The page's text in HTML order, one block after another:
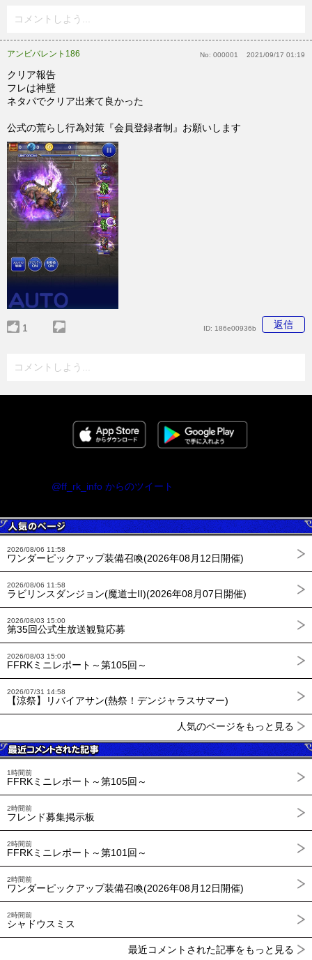
コメントしよう...
アンビバレント186 No: 000001 2021/09/17 01:19
クリア報告
フレは神壁
ネタパでクリア出来て良かった
公式の荒らし行為対策『会員登録者制』お願いします
1 返信
ID: 186e00936b
コメントしよう...
@ff_rk_info からのツイート
2026/08/06 11:58
ワンダーピックアップ装備召喚(2026年08月12日開催)
2026/08/06 11:58
ラビリンスダンジョン(魔道士II)(2026年08月07日開催)
2026/08/03 15:00
第35回公式生放送観覧応募
2026/08/03 15:00
FFRKミニレポート～第105回～
2026/07/31 14:58
【涼祭】リバイアサン(熱祭！デンジャラスサマー)
人気のページをもっと見る
1時間前
FFRKミニレポート～第105回～
2時間前
フレンド募集掲示板
2時間前
FFRKミニレポート～第101回～
2時間前
ワンダーピックアップ装備召喚(2026年08月12日開催)
2時間前
シャドウスミス
最近コメントされた記事をもっと見る